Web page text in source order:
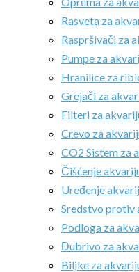
Rasveta za
Raspršivači za
Pumpe za
Hranilice za
Grejači za
Filteri za
Crevo za
CO2 Sistem za
Čišćenje
Uređenje
Sredstvo protiv
Podloga za
Đubrivo za
Biljke za